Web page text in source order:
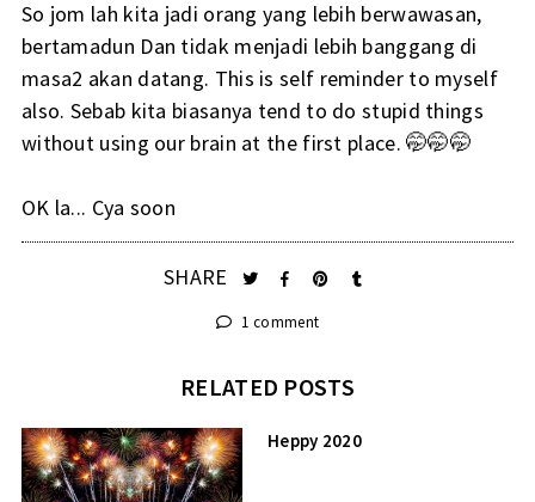
So jom lah kita jadi orang yang lebih berwawasan,
bertamadun Dan tidak menjadi lebih banggang di
masa2 akan datang. This is self reminder to myself
also. Sebab kita biasanya tend to do stupid things
without using our brain at the first place. 🤭🤭🤭
OK la... Cya soon
SHARE
1 comment
RELATED POSTS
Heppy 2020